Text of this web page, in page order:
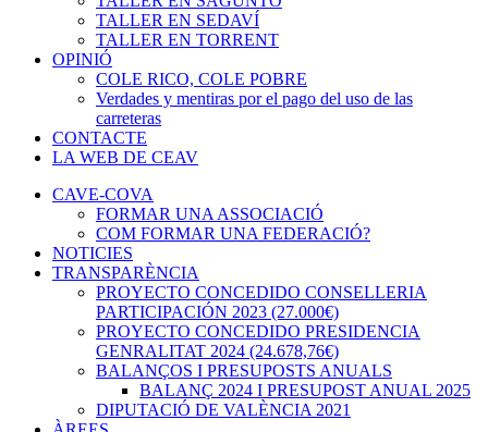
TALLER EN SEDAVÍ
TALLER EN TORRENT
OPINIÓ
COLE RICO, COLE POBRE
Verdades y mentiras por el pago del uso de las
carreteras
CONTACTE
LA WEB DE CEAV
CAVE-COVA
FORMAR UNA ASSOCIACIÓ
COM FORMAR UNA FEDERACIÓ?
NOTICIES
TRANSPARÈNCIA
PROYECTO CONCEDIDO CONSELLERIA
PARTICIPACIÓN 2023 (27.000€)
PROYECTO CONCEDIDO PRESIDENCIA
GENRALITAT 2024 (24.678,76€)
BALANÇOS I PRESUPOSTS ANUALS
BALANÇ 2024 I PRESUPOST ANUAL 2025
DIPUTACIÓ DE VALÈNCIA 2021